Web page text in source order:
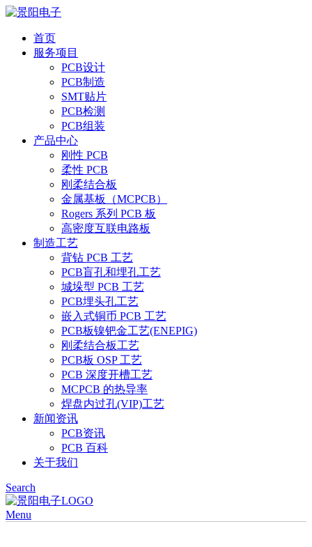
首页
服务项目
PCB设计
PCB制造
SMT贴片
PCB检测
PCB组装
产品中心
刚性 PCB
柔性 PCB
刚柔结合板
金属基板（MCPCB）
Rogers 系列 PCB 板
高密度互联电路板
制造工艺
背钻 PCB 工艺
PCB盲孔和埋孔工艺
城垛型 PCB 工艺
PCB埋头孔工艺
嵌入式铜币 PCB 工艺
PCB板镍钯金工艺(ENEPIG)
刚柔结合板工艺
PCB板 OSP 工艺
PCB 深度开槽工艺
MCPCB 的热导率
焊盘内过孔(VIP)工艺
新闻资讯
PCB资讯
PCB 百科
关于我们
Search
Menu